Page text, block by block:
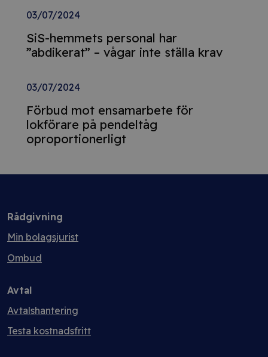
03/07/2024
SiS-hemmets personal har
”abdikerat” – vågar inte ställa krav
03/07/2024
Förbud mot ensamarbete för
lokförare på pendeltåg
oproportionerligt
Rådgivning
Min bolagsjurist
Ombud
Avtal
Avtalshantering
Testa kostnadsfritt